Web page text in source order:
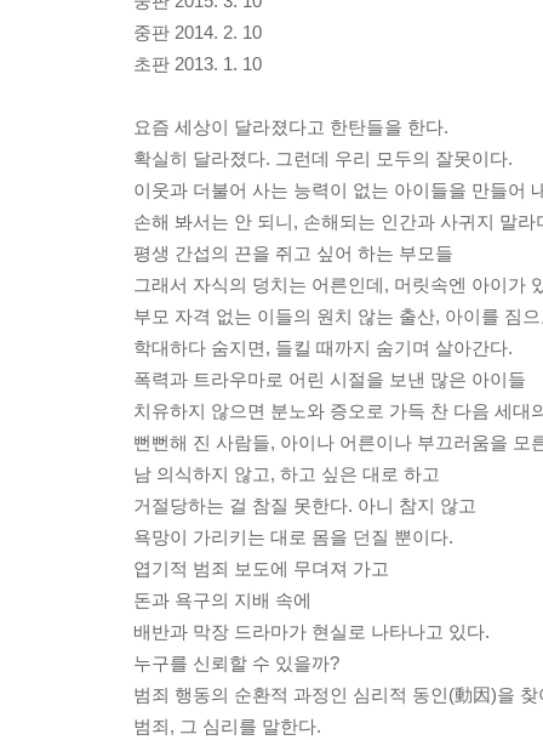
중판 2014. 2. 10
초판 2013. 1. 10
요즘 세상이 달라졌다고 한탄들을 한다.
확실히 달라졌다. 그런데 우리 모두의 잘못이다.
이웃과 더불어 사는 능력이 없는 아이들을 만들어
손해 봐서는 안 되니, 손해되는 인간과 사귀지 말라
평생 간섭의 끈을 쥐고 싶어 하는 부모들
그래서 자식의 덩치는 어른인데, 머릿속엔 아이가
부모 자격 없는 이들의 원치 않는 출산, 아이를 짐
학대하다 숨지면, 들킬 때까지 숨기며 살아간다.
폭력과 트라우마로 어린 시절을 보낸 많은 아이들
치유하지 않으면 분노와 증오로 가득 찬 다음 세대
뻔뻔해 진 사람들, 아이나 어른이나 부끄러움을 모
남 의식하지 않고, 하고 싶은 대로 하고
거절당하는 걸 참질 못한다. 아니 참지 않고
욕망이 가리키는 대로 몸을 던질 뿐이다.
엽기적 범죄 보도에 무뎌져 가고
돈과 욕구의 지배 속에
배반과 막장 드라마가 현실로 나타나고 있다.
누구를 신뢰할 수 있을까?
범죄 행동의 순환적 과정인 심리적 동인(動因)을 찾
범죄, 그 심리를 말한다.